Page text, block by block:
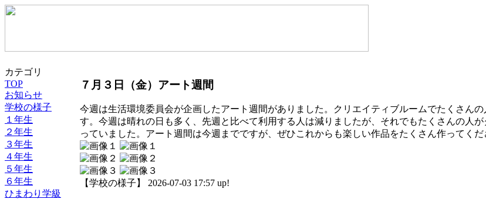
カテゴリ
TOP
お知らせ
学校の様子
１年生
２年生
３年生
４年生
５年生
６年生
ひまわり学級
７月３日（金）アート週間
今週は生活環境委員会が企画したアート週間がありました。クリエイティブルームでたくさん
す。今週は晴れの日も多く、先週と比べて利用する人は減りましたが、それでもたくさんの人
っていました。アート週間は今週までですが、ぜひこれからも楽しい作品をたくさん作ってくだ
【学校の様子】 2026-07-03 17:57 up!